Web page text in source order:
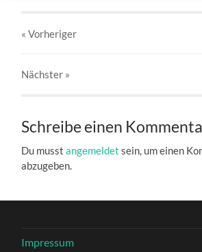
« Vorheriger
Nächster »
Schreibe einen
Du musstangemeldet sein, um einen
abzugeben.
Impressum